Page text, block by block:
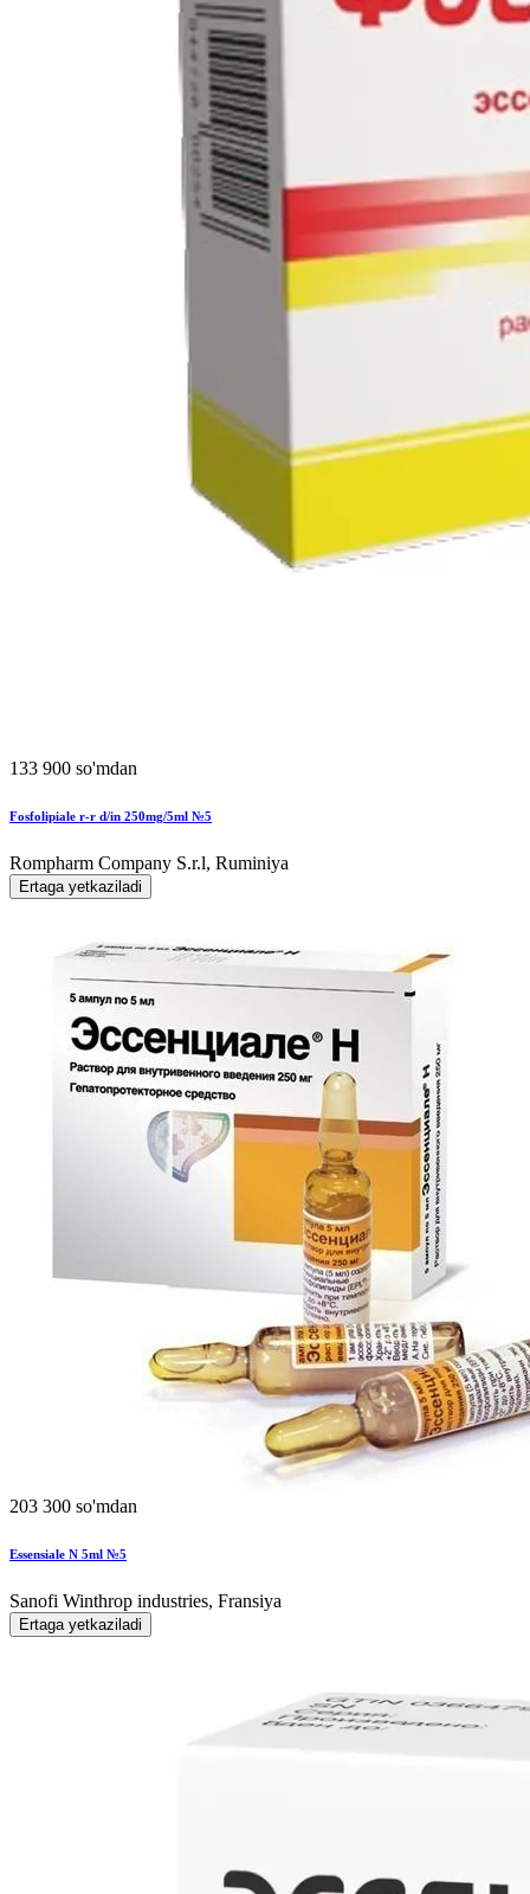
133 900 so'mdan
Fosfolipiale r-r d/in 250mg/5ml №5
Rompharm Company S.r.l, Ruminiya
Ertaga yetkaziladi
203 300 so'mdan
Essensiale N 5ml №5
Sanofi Winthrop industries, Fransiya
Ertaga yetkaziladi